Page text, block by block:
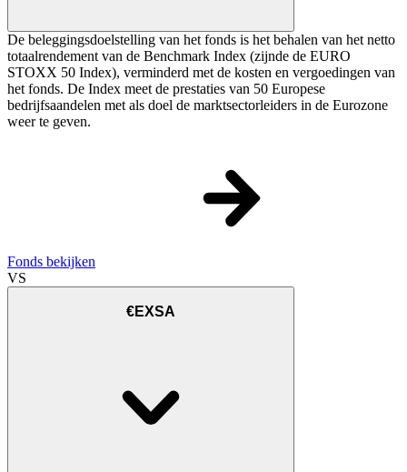
De beleggingsdoelstelling van het fonds is het behalen van het netto
totaalrendement van de Benchmark Index (zijnde de EURO
STOXX 50 Index), verminderd met de kosten en vergoedingen van
het fonds. De Index meet de prestaties van 50 Europese
bedrijfsaandelen met als doel de marktsectorleiders in de Eurozone
weer te geven.
Fonds bekijken
VS
€EXSA